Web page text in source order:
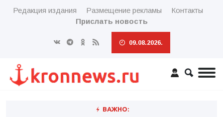
Редакция издания Размещение рекламы
Контакты
Прислать новость
09.08.2026.
ВАЖНО: